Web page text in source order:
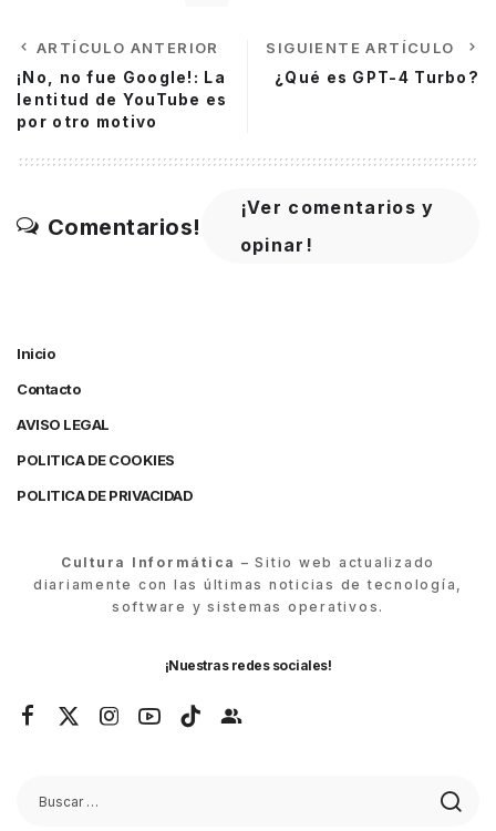
ARTÍCULO ANTERIOR
¡No, no fue Google!: La
lentitud de YouTube es
por otro motivo
SIGUIENTE ARTÍCULO
¿Qué es GPT-4 Turbo?
Comentarios!
¡Ver comentarios y
opinar!
Inicio
Contacto
AVISO LEGAL
POLITICA DE COOKIES
POLITICA DE PRIVACIDAD
Cultura Informática – Sitio web actualizado
diariamente con las últimas noticias de tecnología,
software y sistemas operativos.
¡Nuestras redes sociales!